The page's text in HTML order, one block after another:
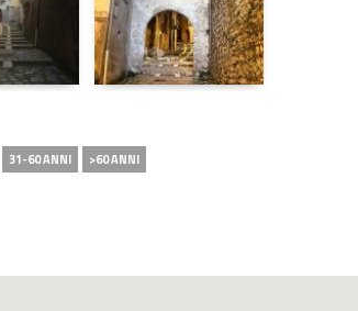
31-60 ANNI >60 ANNI